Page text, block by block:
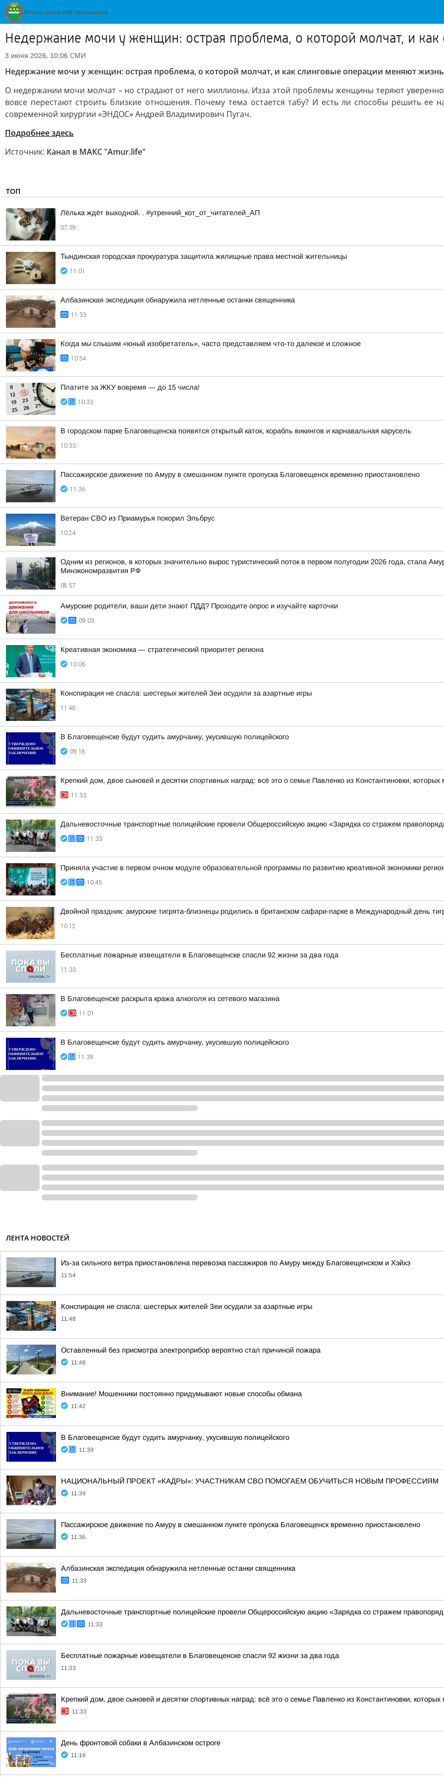
Недержание мочи у женщин: острая проблема, о которой молчат, и
3 июня 2026, 10:06 СМИ
Недержание мочи у женщин: острая проблема, о которой молчат, и как слинговые операции меняют жизнь
О недержании мочи молчат – но страдают от него миллионы. Изза этой проблемы женщины теряют
вовсе перестают строить близкие отношения. Почему тема остается табу? И есть ли способы решить ее
современной хирургии «ЭНДОС» Андрей Владимирович Пугач.
Подробнее здесь
Источник: Канал в МАКС "Аmur.life"
ТОП
Лёлька ждёт выходной. . #утренний_кот_от_читателей_АП
07:39
Тындинская городская прокуратура защитила жилищные права местной жительницы
11:01
Албазинская экспедиция обнаружила нетленные останки священника
11:33
Когда мы слышим «юный изобретатель», часто представляем что-то далекое и сложное
10:54
Платите за ЖКУ вовремя — до 15 числа!
10:33
В городском парке Благовещенска появятся открытый каток, корабль викингов и карнавальная карусель
10:33
Пассажирское движение по Амуру в смешанном пункте пропуска Благовещенск временно приостановлено
11:36
Ветеран СВО из Приамурья покорил Эльбрус
10:24
Одним из регионов, в которых значительно вырос туристический поток в первом полугодии 2026 года, стала
Минэкономразвития РФ
08:57
Амурские родители, ваши дети знают ПДД? Проходите опрос и изучайте карточки
09:03
Креативная экономика — стратегический приоритет региона
10:06
Конспирация не спасла: шестерых жителей Зеи осудили за азартные игры
11:48
В Благовещенске будут судить амурчанку, укусившую полицейского
09:18
Крепкий дом, двое сыновей и десятки спортивных наград: всё это о семье Павленко из Константиновки,
11:33
Дальневосточные транспортные полицейские провели Общероссийскую акцию «Зарядка со стражем
11:33
Приняла участие в первом очном модуле образовательной программы по развитию креативной экономики
10:45
Двойной праздник: амурские тигрята-близнецы родились в британском сафари-парке в Международный день
10:12
Бесплатные пожарные извещатели в Благовещенске спасли 92 жизни за два года
11:33
В Благовещенске раскрыта кража алкоголя из сетевого магазина
11:01
В Благовещенске будут судить амурчанку, укусившую полицейского
11:39
ЛЕНТА НОВОСТЕЙ
Из-за сильного ветра приостановлена перевозка пассажиров по Амуру между Благовещенском и Хэйхэ
11:54
Конспирация не спасла: шестерых жителей Зеи осудили за азартные игры
11:48
Оставленный без присмотра электроприбор вероятно стал причиной пожара
11:48
Внимание! Мошенники постоянно придумывают новые способы обмана
11:42
В Благовещенске будут судить амурчанку, укусившую полицейского
11:39
НАЦИОНАЛЬНЫЙ ПРОЕКТ «КАДРЫ»: УЧАСТНИКАМ СВО ПОМОГАЕМ ОБУЧИТЬСЯ НОВЫМ ПРОФЕССИЯМ
11:39
Пассажирское движение по Амуру в смешанном пункте пропуска Благовещенск временно приостановлено
11:36
Албазинская экспедиция обнаружила нетленные останки священника
11:33
Дальневосточные транспортные полицейские провели Общероссийскую акцию «Зарядка со стражем
11:33
Бесплатные пожарные извещатели в Благовещенске спасли 92 жизни за два года
11:33
Крепкий дом, двое сыновей и десятки спортивных наград: всё это о семье Павленко из Константиновки,
11:33
День фронтовой собаки в Албазинском остроге
11:18